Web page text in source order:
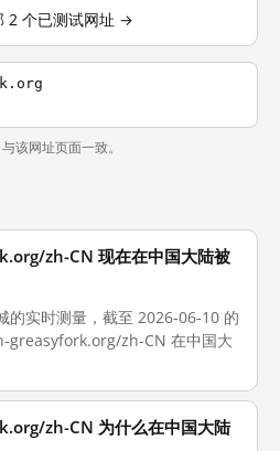
2 个已测试网址 →
该网址页面一致。
zh-CN 现在在中国大陆被
的实时测量，截至 2026-06-10 的
greasyfork.org/zh-CN 在中国大
zh-CN 为什么在中国大陆